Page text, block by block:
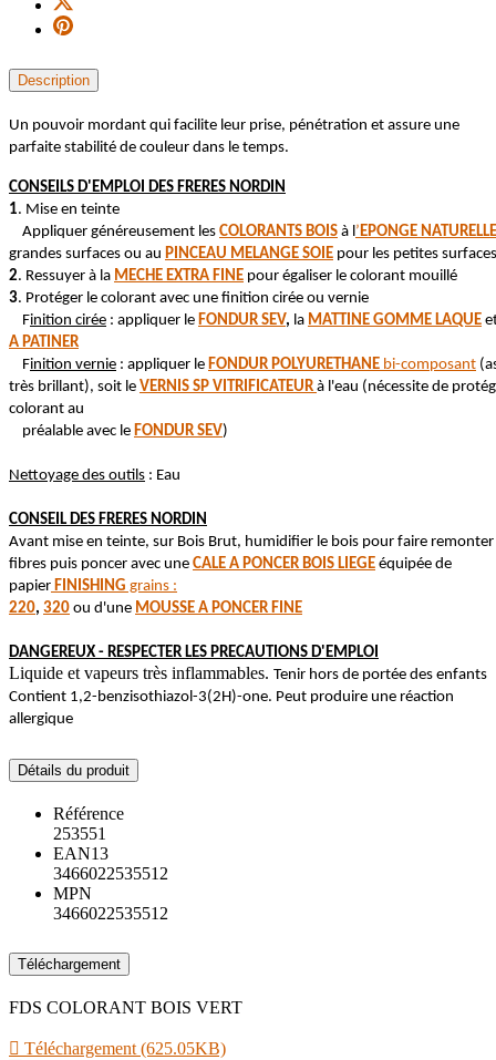
Description
Un pouvoir mordant qui facilite leur prise, pénétration et assure une
parfaite stabilité de couleur dans le temps.
CONSEILS D'EMPLOI DES FRERES NORDIN
1. Mise en teinte
Appliquer généreusement les COLORANTS BOIS à l ’ EPONGE NATURELLE
grandes surfaces ou au PINCEAU MELANGE SOIE pour les petites surfaces
2. Ressuyer à la MECHE EXTRA FINE pour égaliser le colorant mouillé
3. Protéger le colorant avec une finition cirée ou vernie
Finition cirée : appliquer le FONDUR SEV, la MATTINE GOMME LAQUE
A PATINER
Finition vernie : appliquer le FONDUR POLYURETHANE bi-composant
très brillant), soit le VERNIS SP VITRIFICATEUR à l'eau (nécessite de
colorant au
préalable avec le FONDUR SEV)
Nettoyage des outils : Eau
CONSEIL DES FRERES NORDIN
Avant mise en teinte, sur Bois Brut, humidifier le bois pour faire remonter
fibres puis poncer avec une CALE A PONCER BOIS LIEGE équipée de
papier FINISHING grains :
220, 320 ou d'une MOUSSE A PONCER FINE
DANGEREUX - RESPECTER LES PRECAUTIONS D'EMPLOI
Liquide et vapeurs très inflammables. Tenir hors de portée des enfants
Contient 1,2-benzisothiazol-3(2H)-one. Peut produire une réaction
allergique
Détails du produit
Référence
253551
EAN13
3466022535512
MPN
3466022535512
Téléchargement
FDS COLORANT BOIS VERT
 Téléchargement (625.05KB)